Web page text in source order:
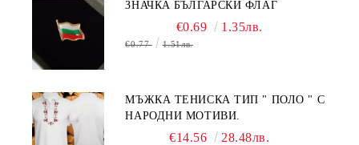
ЗНАЧКА БЪЛГАРСКИ ФЛАГ
€0.69 1.35лв.
€0.77 1.51лв.
МЪЖКА ТЕНИСКА ТИП " ПОЛО " С
НАРОДНИ МОТИВИ.
€14.56 28.48лв.